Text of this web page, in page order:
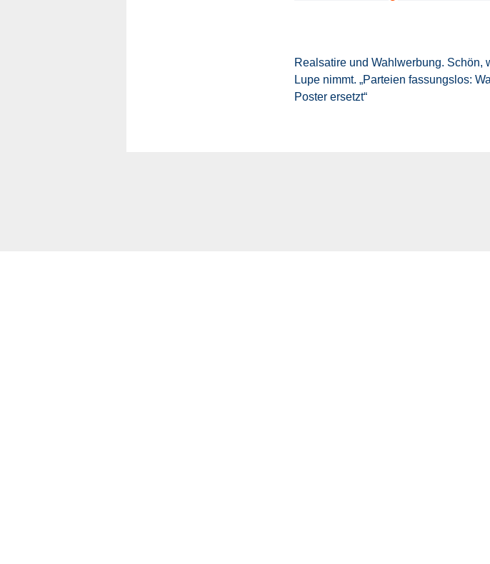
Realsatire und Wahlwerbung. Schön,
Lupe nimmt. „Parteien fassungslos:
Poster ersetzt“